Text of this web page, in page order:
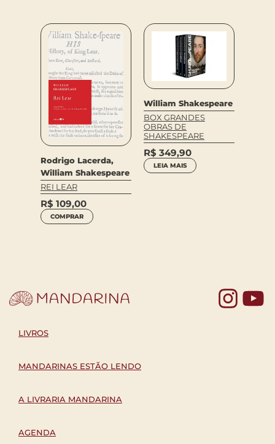
Rodrigo Lacerda,
William Shakespeare
REI LEAR
R$ 109,00
COMPRAR
William Shakespeare
BOX GRANDES
OBRAS DE
SHAKESPEARE
R$ 349,90
LEIA MAIS
LIVROS
MANDARINAS ESTÃO LENDO
A LIVRARIA MANDARINA
AGENDA